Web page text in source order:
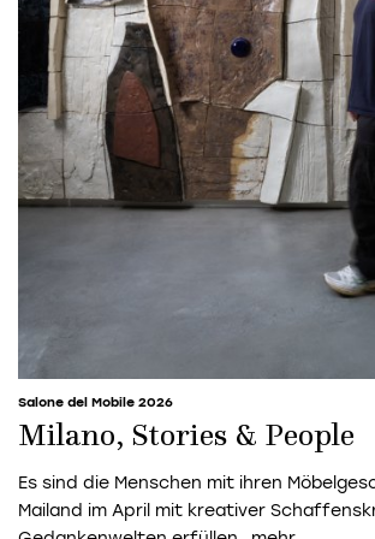
Salone del Mobile 2026
Milano, Stories & People
Es sind die Menschen mit ihren
Mailand im April mit kreativer